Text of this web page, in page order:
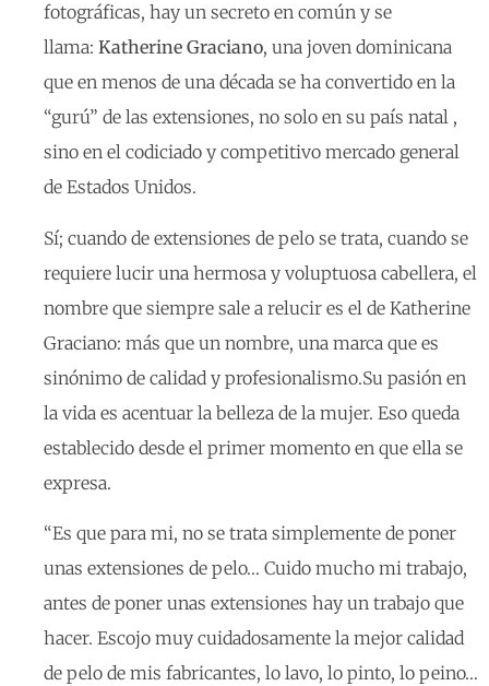
fotográficas, hay un secreto en común y se
llama: Katherine Graciano, una joven dominicana
que en menos de una década se ha convertido en la
“gurú” de las extensiones, no solo en su país natal ,
sino en el codiciado y competitivo mercado general
de Estados Unidos.
Sí; cuando de extensiones de pelo se trata, cuando se
requiere lucir una hermosa y voluptuosa cabellera, el
nombre que siempre sale a relucir es el de Katherine
Graciano: más que un nombre, una marca que es
sinónimo de calidad y profesionalismo.Su pasión en
la vida es acentuar la belleza de la mujer. Eso queda
establecido desde el primer momento en que ella se
expresa.
“Es que para mi, no se trata simplemente de poner
unas extensiones de pelo… Cuido mucho mi trabajo,
antes de poner unas extensiones hay un trabajo que
hacer. Escojo muy cuidadosamente la mejor calidad
de pelo de mis fabricantes, lo lavo, lo pinto, lo peino…